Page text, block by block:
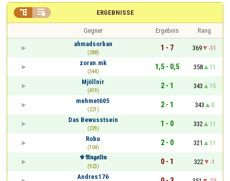
ERGEBNISSE
 
Gegner Ergebnis
Rang
ahmadsorban
(288)
1 - 7 369
-31
zoran.mk
(344)
1,5 - 0,5 358
11
Mjöllnir
(419)
2 - 1 343
15
mehmet605
(221)
2 - 1 343
0
Das Bewusstsein
(229)
1 - 0 332
11
Robu
(104)
2 - 0 321
11
⚜️𝕬𝖓𝖌𝖊𝖑𝖎𝖓
(923)
0 - 1 322
-1
Andres176